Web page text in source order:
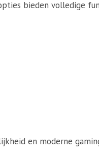
bieden volledige
en moderne